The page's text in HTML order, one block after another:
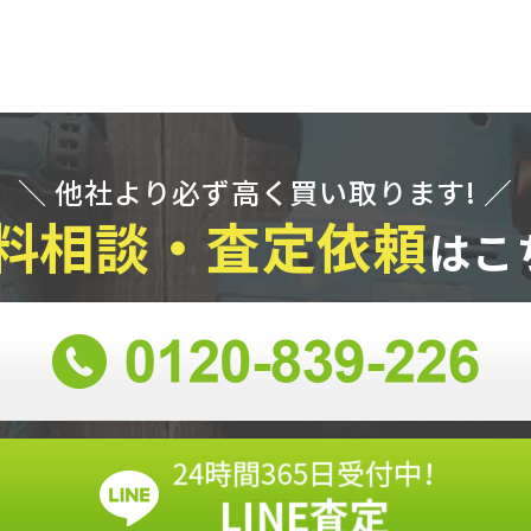
＼ 他社より必ず高く買い取ります! ／
相談・査定依頼はこ